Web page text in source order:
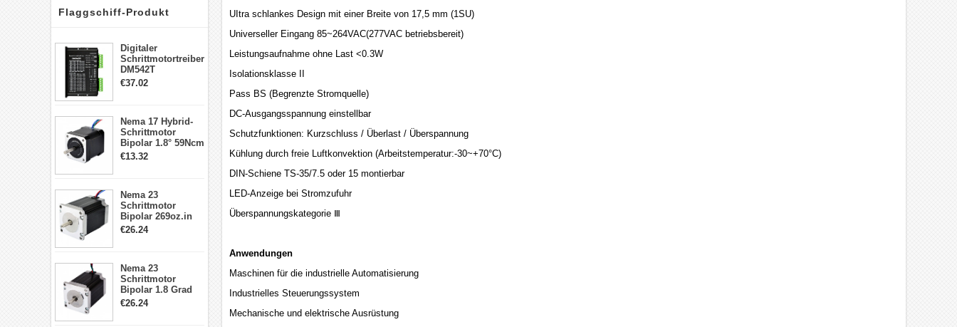
Flaggschiff-Produkt
Digitaler
Schrittmotortreiber
DM542T
Schrittmotor
Schrittmotor
€37.02
Nema 17 Hybrid-
Schrittmotor
Bipolar 1.8° 59Ncm
2A 4 Drähte mit 1m
€13.32
Nema 23
Schrittmotor
Bipolar 269oz.in
2,8A 57x57x76mm
€26.24
Nema 23
Schrittmotor
Bipolar 1.8 Grad
1.9Nm 3A 3.36V 4
€26.24
UItra schlankes Design mit einer Breite von 17,5 mm (1SU)
Universeller Eingang 85~264VAC(277VAC betriebsbereit)
Leistungsaufnahme ohne Last <0.3W
Isolationsklasse II
Pass BS (Begrenzte Stromquelle)
DC-Ausgangsspannung einstellbar
Schutzfunktionen: Kurzschluss / Überlast / Überspannung
Kühlung durch freie Luftkonvektion (Arbeitstemperatur:-30~+70°C)
DIN-Schiene TS-35/7.5 oder 15 montierbar
LED-Anzeige bei Stromzufuhr
Überspannungskategorie Ⅲ
Anwendungen
Maschinen für die industrielle Automatisierung
Industrielles Steuerungssystem
Mechanische und elektrische Ausrüstung